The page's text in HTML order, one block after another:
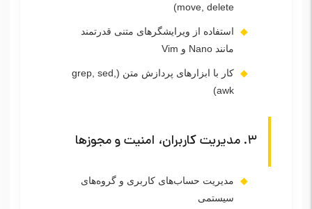
move, delete)
استفاده از ویرایشگرهای متنی قدرتمند
مانند Nano و Vim
کار با ابزارهای پردازش متن (grep, sed,
awk)
۳. مدیریت کاربران، امنیت و مجوزها
مدیریت حساب‌های کاربری و گروه‌های
سیستمی